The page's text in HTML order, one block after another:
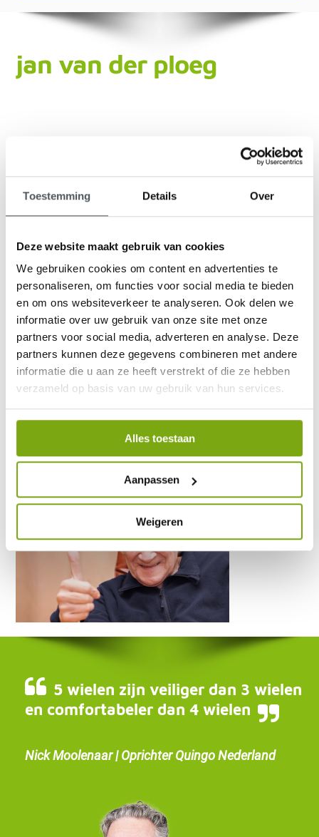
Toestemming Details Over
Deze website maakt gebruik van cookies
We gebruiken cookies om content en advertenties te
personaliseren, om functies voor social media te bieden
en om ons websiteverkeer te analyseren. Ook delen we
informatie over uw gebruik van onze site met onze
partners voor social media, adverteren en analyse. Deze
partners kunnen deze gegevens combineren met andere
informatie die u aan ze heeft verstrekt of die ze hebben
verzameld op basis van uw gebruik van hun services.
Alles toestaan
Aanpassen
Weigeren
jan van der ploeg
9,1
5 wielen zijn veiliger dan 3 wielen
en comfortabeler dan 4 wielen
Nick Moolenaar | Oprichter Quingo Nederland